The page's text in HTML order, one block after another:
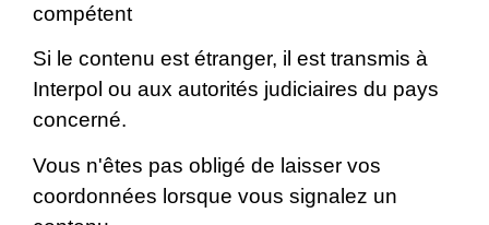
compétent
Si le contenu est étranger, il est transmis à
Interpol ou aux autorités judiciaires du pays
concerné.
Vous n'êtes pas obligé de laisser vos
coordonnées lorsque vous signalez un